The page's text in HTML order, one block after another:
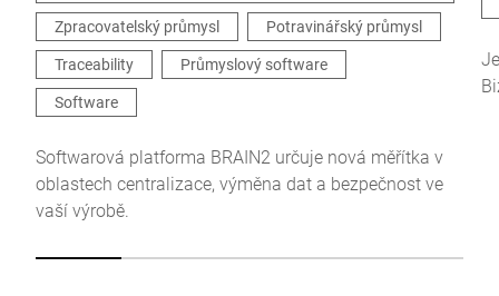
Tímto potvrzuji, že souhlasím s použitím svých údajů ke
zpracování tohoto požadavku Další informace naleznete v
Prohlášení o ochraně údajů*
Click to start verification
FriendlyCaptcha ⇗
Zpracovatelský průmysl
Potravinářský průmysl
Traceability
Průmyslový software
Software
Softwarová platforma BRAIN2 určuje nová měřítka v
oblastech centralizace, výměna dat a bezpečnost ve
vaší výrobě.